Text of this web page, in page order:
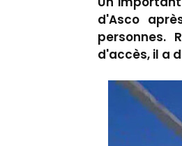
d'Asco
personnes.
d'accès, il a